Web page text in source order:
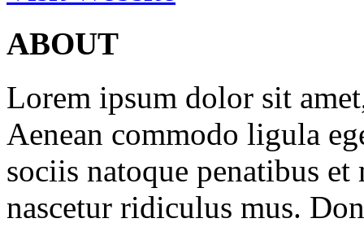
ABOUT
Lorem ipsum dolor sit
Aenean commodo ligula
sociis natoque penatibus
nascetur ridiculus mus.